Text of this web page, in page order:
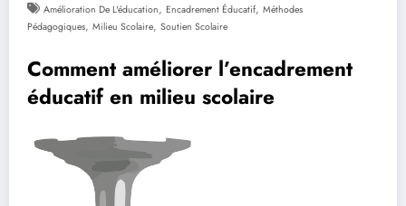
Amélioration De L'éducation, Encadrement Éducatif, Méthodes
Pédagogiques, Milieu Scolaire, Soutien Scolaire
Comment améliorer l’encadrement
éducatif en milieu scolaire